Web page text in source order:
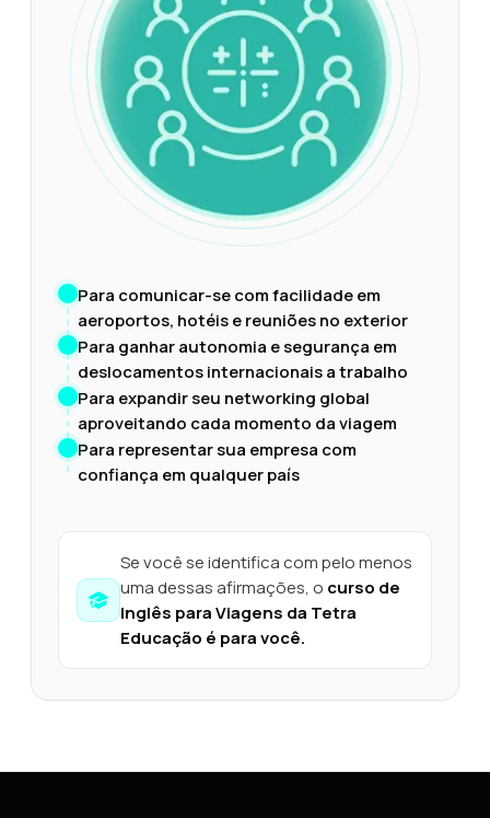
Para comunicar-se com facilidade em
aeroportos, hotéis e reuniões no exterior
Para ganhar autonomia e segurança em
deslocamentos internacionais a trabalho
Para expandir seu networking global
aproveitando cada momento da viagem
Para representar sua empresa com
confiança em qualquer país
Se você se identifica com pelo menos
uma dessas afirmações, o curso de
Inglês para Viagens da Tetra
Educação é para você.